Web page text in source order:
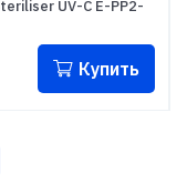
UV-C E-PP2-
Купить